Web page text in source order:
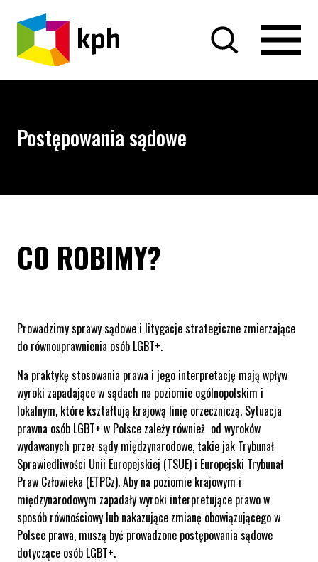
PRZEJDŹ DO TREŚCI
Postępowania sądowe
CO ROBIMY?
Prowadzimy sprawy sądowe i litygacje strategiczne zmierzające
do równouprawnienia osób LGBT+.
Na praktykę stosowania prawa i jego interpretację mają wpływ
wyroki zapadające w sądach na poziomie ogólnopolskim i
lokalnym, które kształtują krajową linię orzeczniczą. Sytuacja
prawna osób LGBT+ w Polsce zależy również od wyroków
wydawanych przez sądy międzynarodowe, takie jak Trybunał
Sprawiedliwości Unii Europejskiej (TSUE) i Europejski Trybunał
Praw Człowieka (ETPCz). Aby na poziomie krajowym i
międzynarodowym zapadały wyroki interpretujące prawo w
sposób równościowy lub nakazujące zmianę obowiązującego w
Polsce prawa, muszą być prowadzone postępowania sądowe
dotyczące osób LGBT+.